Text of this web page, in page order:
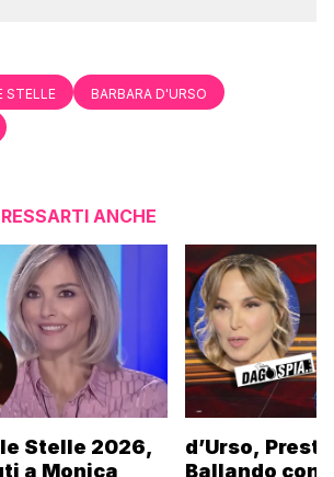
STELLE BARBARA D'URSO
ANCHE
Stelle 2026,
a Monica
d’Urso,
Ballando con